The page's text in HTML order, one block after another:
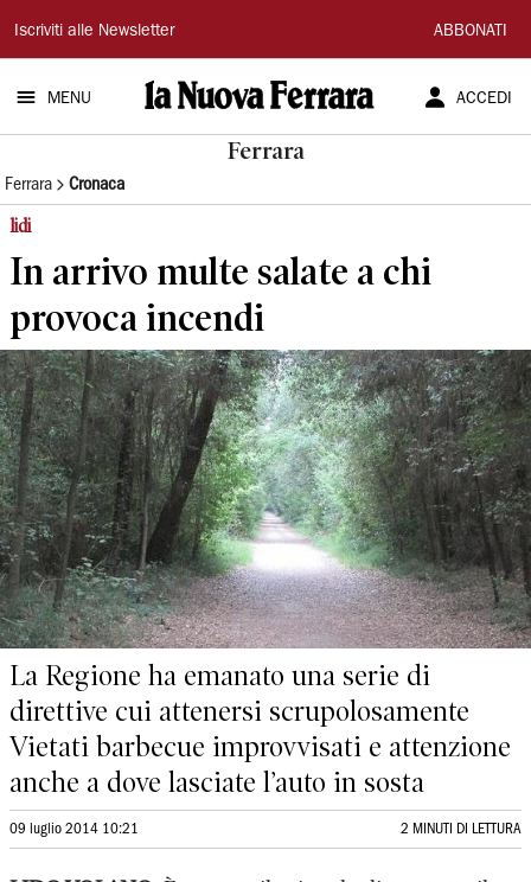
La
Nuova
Ferrara
Iscriviti alle Newsletter ABBONATI
MENU ACCEDI
Ferrara
Ferrara Cronaca
lidi
In arrivo multe salate a chi
provoca incendi
La Regione ha emanato una serie di
direttive cui attenersi scrupolosamente
Vietati barbecue improvvisati e attenzione
anche a dove lasciate l’auto in sosta
09 luglio 2014 10:21 2 MINUTI DI LETTURA